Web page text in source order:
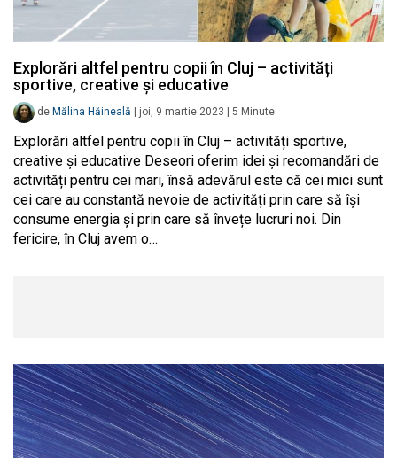
Explorări altfel pentru copii în Cluj – activități
sportive, creative și educative
de Mălina Hăineală joi, 9 martie 2023 5 Minute
Explorări altfel pentru copii în Cluj – activități sportive,
creative și educative Deseori oferim idei și recomandări de
activități pentru cei mari, însă adevărul este că cei mici sunt
cei care au constantă nevoie de activități prin care să își
consume energia și prin care să învețe lucruri noi. Din
fericire, în Cluj avem o…